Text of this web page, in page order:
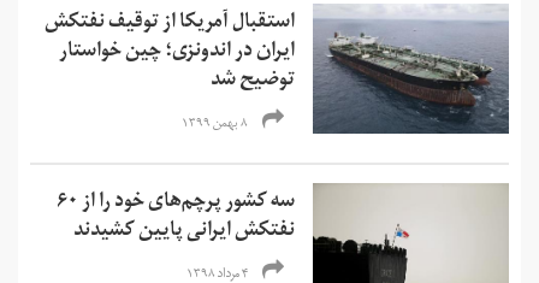
استقبال آمریکا از توقیف نفتکش
ایران در اندونزی؛ چین خواستار
توضیح شد
۸ بهمن ۱۳۹۹
سه کشور پرچم‌های خود را از ۶۰
نفتکش ایرانی پایین کشیدند
۴ مرداد ۱۳۹۸